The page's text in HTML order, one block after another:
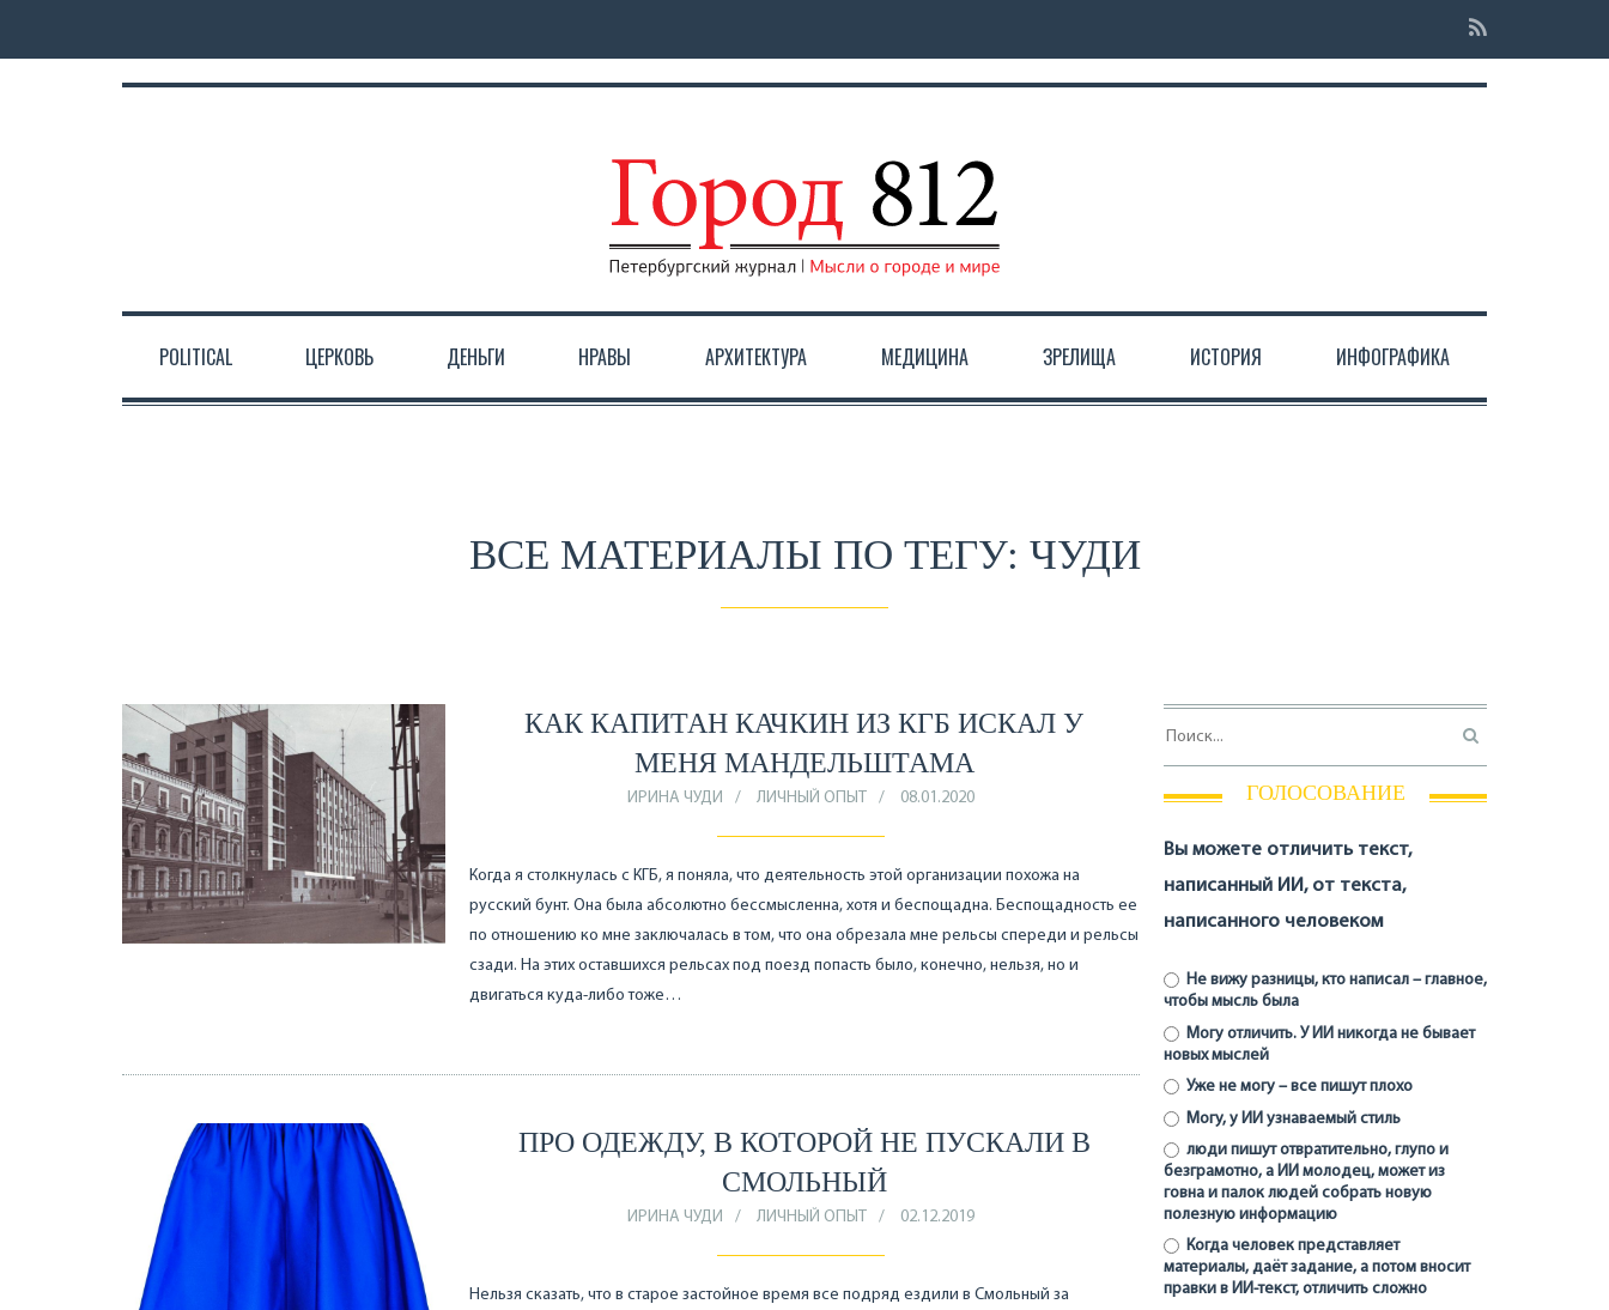
POLITICAL ЦЕРКОВЬ ДЕНЬГИ НРАВЫ АРХИТЕКТУРА МЕДИЦИНА ЗРЕЛИЩА ИСТОРИЯ ИНФОГРАФИКА
ВСЕ МАТЕРИАЛЫ ПО ТЕГУ: ЧУДИ
КАК КАПИТАН КАЧКИН ИЗ КГБ ИСКАЛ У
МЕНЯ МАНДЕЛЬШТАМА
ИРИНА ЧУДИ ЛИЧНЫЙ ОПЫТ 08.01.2020
Когда я столкнулась с КГБ, я поняла, что деятельность этой организации похожа на
русский бунт. Она была абсолютно бессмысленна, хотя и беспощадна. Беспощадность ее
по отношению ко мне заключалась в том, что она обрезала мне рельсы спереди и рельсы
сзади. На этих оставшихся рельсах под поезд попасть было, конечно, нельзя, но и
двигаться куда-либо тоже…
ПРО ОДЕЖДУ, В КОТОРОЙ НЕ ПУСКАЛИ В
СМОЛЬНЫЙ
ИРИНА ЧУДИ ЛИЧНЫЙ ОПЫТ 02.12.2019
Нельзя сказать, что в старое застойное время все подряд ездили в Смольный за
ГОЛОСОВАНИЕ
Вы можете отличить текст,
написанный ИИ, от текста,
написанного человеком
Не вижу разницы, кто написал – главное,
чтобы мысль была
Могу отличить. У ИИ никогда не бывает
новых мыслей
Уже не могу – все пишут плохо
Могу, у ИИ узнаваемый стиль
люди пишут отвратительно, глупо и
безграмотно, а ИИ молодец, может из
говна и палок людей собрать новую
полезную информацию
Когда человек представляет
материалы, даёт задание, а потом вносит
правки в ИИ-текст, отличить сложно